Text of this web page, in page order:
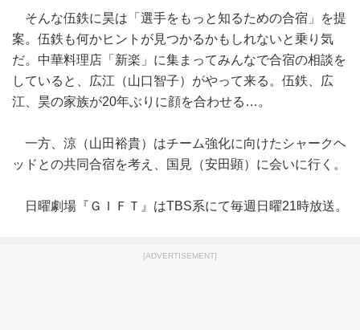
そんな伍鉄に昊は「選手をもっと知るための合宿」を提
案。伍鉄も何かヒントが見つかるかもしれないと乗り気
だ。中華料理店「新楽」に集まってみんなで合宿の相談を
していると、広江（山口智子）がやって来る。伍鉄、広
江、昊の家族が20年ぶりに顔を合わせる…。
一方、涼（山田裕貴）はチーム強化に向けたシャークヘ
ッドとの共同合宿を考え、国見（安田顕）に会いに行く。
日曜劇場『ＧＩＦＴ』はTBS系にて毎週日曜21時放送。
[ADVERTISEMENT]